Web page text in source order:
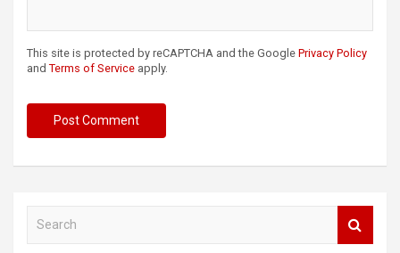
This site is protected by reCAPTCHA and the Google Privacy Policy
and Terms of Service apply.